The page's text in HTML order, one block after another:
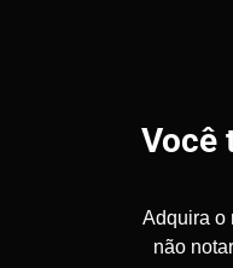
Você
Adquira o
não